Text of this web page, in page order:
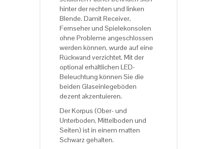
hinter der rechten und linken
Blende. Damit Receiver,
Fernseher und Spielekonsolen
ohne Probleme angeschlossen
werden können, wurde auf eine
Rückwand verzichtet. Mit der
optional erhältlichen LED-
Beleuchtung können Sie die
beiden Glaseinlegeböden
dezent akzentuieren.
Der Korpus (Ober- und
Unterboden, Mittelboden und
Seiten) ist in einem matten
Schwarz gehalten.